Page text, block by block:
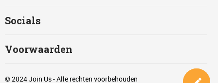
Socials
Voorwaarden
© 2024 Join Us - Alle rechten voorbehouden